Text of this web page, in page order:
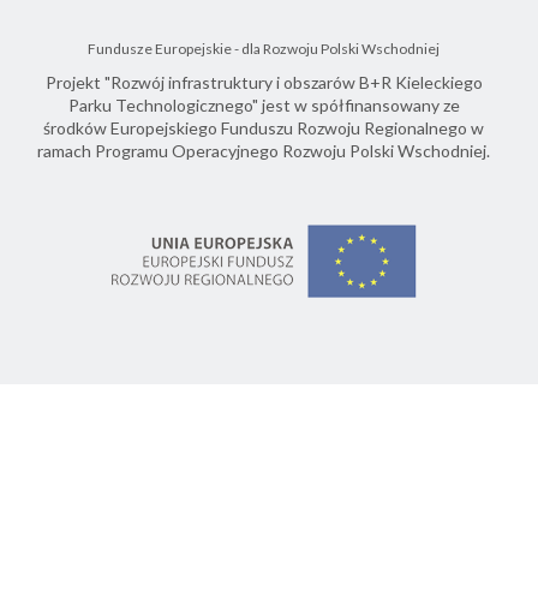
Fundusze Europejskie - dla Rozwoju Polski Wschodniej
Projekt "Rozwój infrastruktury i obszarów B+R Kieleckiego
Parku Technologicznego" jest w spółfinansowany ze
środków Europejskiego Funduszu Rozwoju Regionalnego w
ramach Programu Operacyjnego Rozwoju Polski Wschodniej.